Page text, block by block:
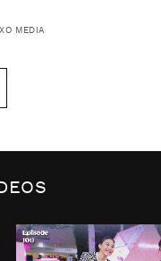
MEDIA
Ditandai pada
dari Insecurity
MEDIA